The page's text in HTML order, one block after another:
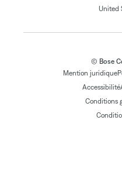
United
© Bose
Mention juridique
Accessibilité
Conditions